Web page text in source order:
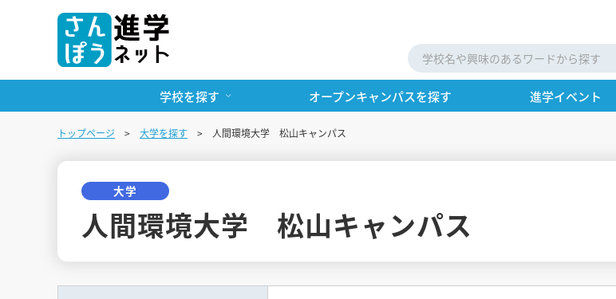
学校を探す オープンキャンパスを探す 進学イベント
トップページ 大学を探す 人間環境大学 松山キャンパス
大学
人間環境大学 松山キャンパス